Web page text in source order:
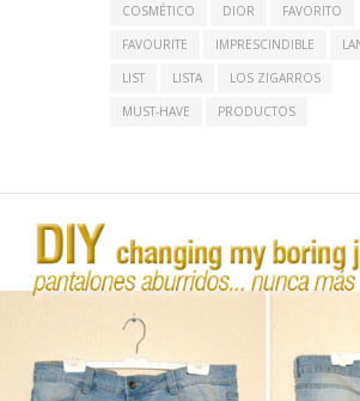
COSMÉTICO
DIOR
FAVORITO
FAVOURITE
IMPRESCINDIBLE
LIST
LISTA
LOS ZIGARROS
MUST-HAVE
PRODUCTOS